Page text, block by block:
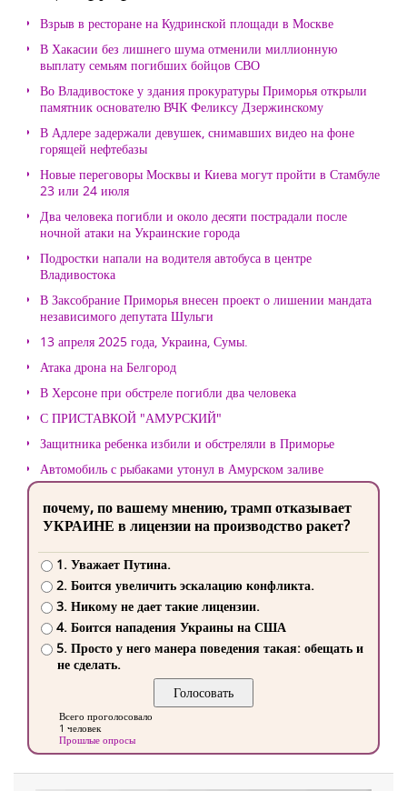
Взрыв в ресторане на Кудринской площади в Москве
В Хакасии без лишнего шума отменили миллионную
выплату семьям погибших бойцов СВО
Во Владивостоке у здания прокуратуры Приморья открыли
памятник основателю ВЧК Феликсу Дзержинскому
В Адлере задержали девушек, снимавших видео на фоне
горящей нефтебазы
Новые переговоры Москвы и Киева могут пройти в Стамбуле
23 или 24 июля
Два человека погибли и около десяти пострадали после
ночной атаки на Украинские города
Подростки напали на водителя автобуса в центре
Владивостока
В Заксобрание Приморья внесен проект о лишении мандата
независимого депутата Шульги
13 апреля 2025 года, Украина, Сумы.
Атака дрона на Белгород
В Херсоне при обстреле погибли два человека
С ПРИСТАВКОЙ "АМУРСКИЙ"
Защитника ребенка избили и обстреляли в Приморье
Автомобиль с рыбаками утонул в Амурском заливе
почему, по вашему мнению, трамп отказывает
УКРАИНЕ в лицензии на производство ракет?
1. Уважает Путина.
2. Боится увеличить эскалацию конфликта.
3. Никому не дает такие лицензии.
4. Боится нападения Украины на США
5. Просто у него манера поведения такая: обещать и
не сделать.
Всего проголосовало
1 человек
Прошлые опросы